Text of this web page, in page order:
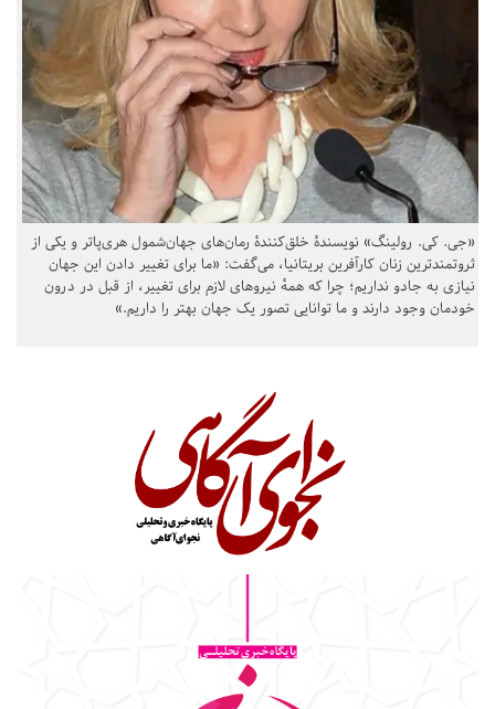
«جی. کی. رولینگ» نویسندهٔ خلق‌کنندهٔ رمان‌های جهان‌شمول هری‌پاتر و یکی از
ثروتمندترین زنان کارآفرین بریتانیا، می‌گفت: «ما برای تغییر دادن این جهان
نیازی به جادو نداریم؛ چرا که همهٔ نیروهای لازم برای تغییر، از قبل در درون
خودمان وجود دارند و ما توانایی تصور یک جهان بهتر را داریم.»